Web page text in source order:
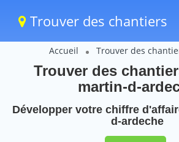
Trouver des chantiers
Accueil Trouver des
Trouver des
martin-d-
Développer votre chiffre
d-ardeche